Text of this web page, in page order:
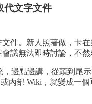
代文字文件
件。新人照著做，卡
議無法即時討論，不
，邊點邊講，從頭到尾
內部 Wiki，就變成一個